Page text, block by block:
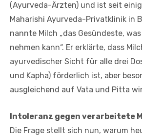
(Ayurveda-Ärzten) und ist seit
Maharishi Ayurveda-Privatklinik in
nannte Milch „das Gesündeste,
nehmen kann“. Er erklärte, dass
ayurvedischer Sicht für alle drei
und Kapha) förderlich ist, aber
ausgleichend auf Vata und Pitta
Intoleranz gegen verarbeitete
Die Frage stellt sich nun, warum